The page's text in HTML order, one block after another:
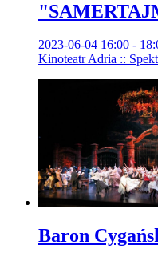
2023-06-04 16:00 -
Kinoteatr Adria ::
Baron